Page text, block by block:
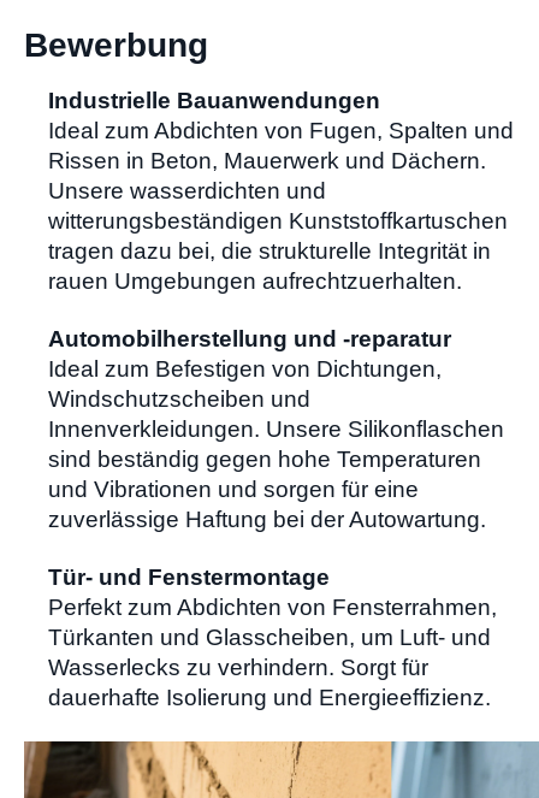
Bewerbung
Industrielle Bauanwendungen
Ideal zum Abdichten von Fugen, Spalten und
Rissen in Beton, Mauerwerk und Dächern.
Unsere wasserdichten und
witterungsbeständigen Kunststoffkartuschen
tragen dazu bei, die strukturelle Integrität in
rauen Umgebungen aufrechtzuerhalten.
Automobilherstellung und -reparatur
Ideal zum Befestigen von Dichtungen,
Windschutzscheiben und
Innenverkleidungen. Unsere Silikonflaschen
sind beständig gegen hohe Temperaturen
und Vibrationen und sorgen für eine
zuverlässige Haftung bei der Autowartung.
Tür- und Fenstermontage
Perfekt zum Abdichten von Fensterrahmen,
Türkanten und Glasscheiben, um Luft- und
Wasserlecks zu verhindern. Sorgt für
dauerhafte Isolierung und Energieeffizienz.